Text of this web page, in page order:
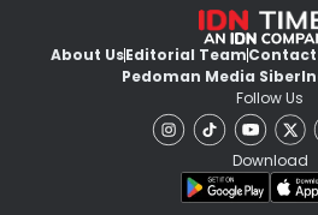
About UsEditorial TeamContact
Pedoman Media Siber
Follow Us
Download